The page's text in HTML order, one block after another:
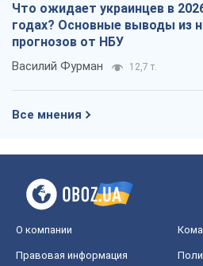
Что ожидает украинцев в
годах? Основные выводы из
прогнозов от НБУ
Василий Фурман 12,7 т.
Все мнения
О компании
Правовая информация